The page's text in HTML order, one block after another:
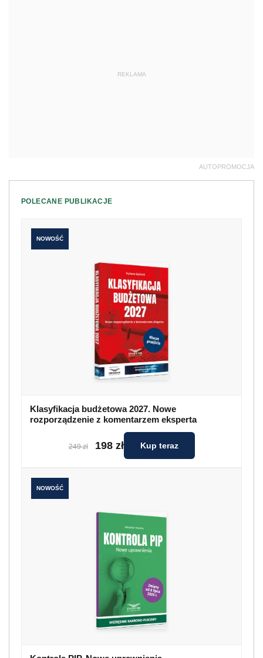
REKLAMA
AUTOPROMOCJA
POLECANE PUBLIKACJE
NOWOŚĆ
Klasyfikacja budżetowa 2027. Nowe
rozporządzenie z komentarzem eksperta
249 zł 198 zł Kup teraz
NOWOŚĆ